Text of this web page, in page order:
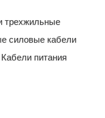
трехжильные
силовые кабели
Кабели питания